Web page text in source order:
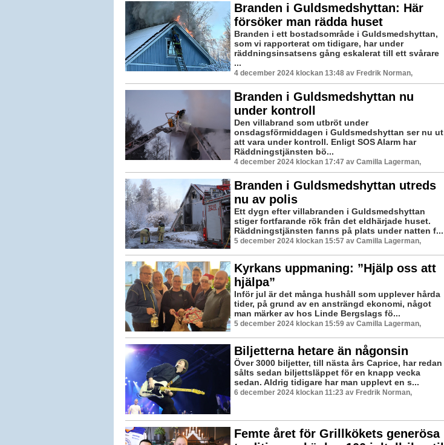
Branden i Guldsmedshyttan: Här
försöker man rädda huset
Branden i ett bostadsområde i Guldsmedshyttan,
som vi rapporterat om tidigare, har under
räddningsinsatsens gång eskalerat till ett svårare
...
4 december 2024 klockan 13:48 av Fredrik Norman,
Branden i Guldsmedshyttan nu
under kontroll
Den villabrand som utbröt under
onsdagsförmiddagen i Guldsmedshyttan ser nu ut
att vara under kontroll. Enligt SOS Alarm har
Räddningstjänsten bö...
4 december 2024 klockan 17:47 av Camilla Lagerman,
Branden i Guldsmedshyttan utreds
nu av polis
Ett dygn efter villabranden i Guldsmedshyttan
stiger fortfarande rök från det eldhärjade huset.
Räddningstjänsten fanns på plats under natten f...
5 december 2024 klockan 15:57 av Camilla Lagerman,
Kyrkans uppmaning: ”Hjälp oss att
hjälpa”
Inför jul är det många hushåll som upplever hårda
tider, på grund av en ansträngd ekonomi, något
man märker av hos Linde Bergslags fö...
5 december 2024 klockan 15:59 av Camilla Lagerman,
Biljetterna hetare än någonsin
Över 3000 biljetter, till nästa års Caprice, har redan
sålts sedan biljettsläppet för en knapp vecka
sedan. Aldrig tidigare har man upplevt en s...
6 december 2024 klockan 11:23 av Fredrik Norman,
Femte året för Grillkökets generösa